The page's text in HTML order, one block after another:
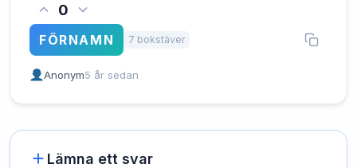
0
FÖRNAMN 7 bokstäver
Anonym5 år sedan
Lämna ett svar